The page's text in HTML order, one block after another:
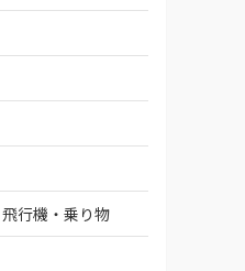
行機・乗り物